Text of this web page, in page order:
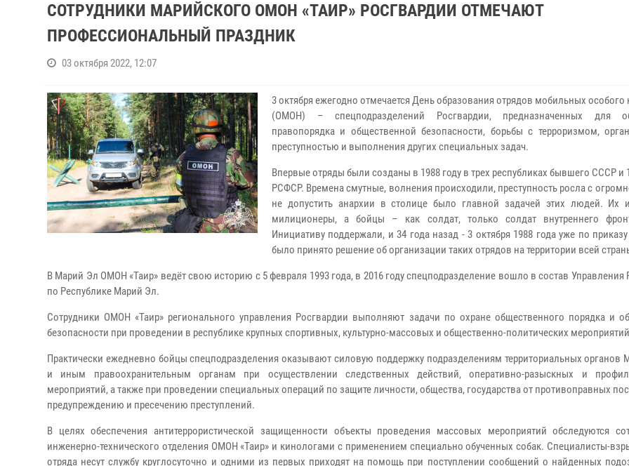
СОТРУДНИКИ МАРИЙСКОГО ОМОН «ТАИР» РОСГВАРДИИ ОТМЕЧАЮТ
ПРОФЕССИОНАЛЬНЫЙ ПРАЗДНИК
03 октября 2022, 12:07
3 октября ежегодно отмечается День образования отрядов мобильных особого
(ОМОН) – спецподразделений Росгвардии, предназначенных для
правопорядка и общественной безопасности, борьбы с терроризмом,
преступностью и выполнения других специальных задач.
Впервые отряды были созданы в 1988 году в трех республиках бывшего СССР и
РСФСР. Времена смутные, волнения происходили, преступность росла с
не допустить анархии в столице было главной задачей этих людей. Их
милиционеры, а бойцы – как солдат, только солдат внутреннего
Инициативу поддержали, и 34 года назад - 3 октября 1988 года уже по
было принято решение об организации таких отрядов на территории всей
В Марий Эл ОМОН «Таир» ведёт свою историю с 5 февраля 1993 года, в 2016 году спецподразделение вошло в состав Управления
по Республике Марий Эл.
Сотрудники ОМОН «Таир» регионального управления Росгвардии выполняют задачи по охране общественного порядка и
безопасности при проведении в республике крупных спортивных, культурно-массовых и общественно-политических
Практически ежедневно бойцы спецподразделения оказывают силовую поддержку подразделениям территориальных органов
и иным правоохранительным органам при осуществлении следственных действий, оперативно-разыскных и
мероприятий, а также при проведении специальных операций по защите личности, общества, государства от противоправных
предупреждению и пресечению преступлений.
В целях обеспечения антитеррористической защищенности объекты проведения массовых мероприятий обследуются
инженерно-технического отделения ОМОН «Таир» и кинологами с применением специально обученных собак. Специалисты-
отряда несут службу круглосуточно и одними из первых приходят на помощь при поступлении сообщений о найденных